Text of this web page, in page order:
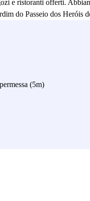
e ristoranti offerti.
do Passeio dos Heróis
(5m)